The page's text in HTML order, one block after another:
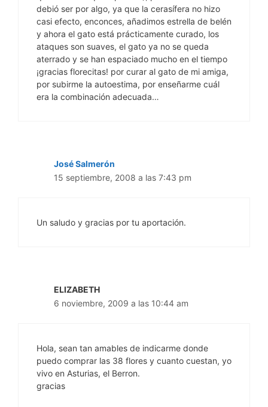
debió ser por algo, ya que la cerasífera no hizo
casi efecto, enconces, añadimos estrella de belén
y ahora el gato está prácticamente curado, los
ataques son suaves, el gato ya no se queda
aterrado y se han espaciado mucho en el tiempo
¡gracias florecitas! por curar al gato de mi amiga,
por subirme la autoestima, por enseñarme cuál
era la combinación adecuada…
José Salmerón
15 septiembre, 2008 a las 7:43 pm
Un saludo y gracias por tu aportación.
ELIZABETH
6 noviembre, 2009 a las 10:44 am
Hola, sean tan amables de indicarme donde
puedo comprar las 38 flores y cuanto cuestan, yo
vivo en Asturias, el Berron.
gracias